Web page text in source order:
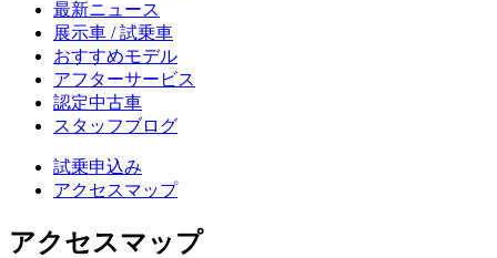
最新ニュース
展示車 / 試乗車
おすすめモデル
アフターサービス
認定中古車
スタッフブログ
試乗申込み
アクセスマップ
アクセスマップ